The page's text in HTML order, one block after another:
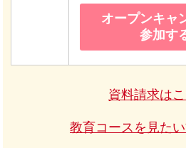
オープンキャ
参加す
資料請求は
教育コースを見た